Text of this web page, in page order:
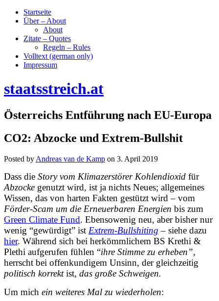
Startseite
Über – About
About
Zitate – Quotes
Regeln – Rules
Volltext (german only)
Impressum
staatsstreich.at
Österreichs Entführung nach EU-Europa
CO2: Abzocke und Extrem-Bullshit
Posted by Andreas van de Kamp on 3. April 2019
Dass die Story vom Klimazerstörer Kohlendioxid für
Abzocke genutzt wird, ist ja nichts Neues; allgemeines
Wissen, das von harten Fakten gestützt wird – vom
Förder-Scam um die Erneuerbaren Energien bis zum
Green Climate Fund. Ebensowenig neu, aber bisher nur
wenig “gewürdigt” ist Extrem-Bullshiting – siehe dazu
hier. Während sich bei herkömmlichem BS Krethi &
Plethi aufgerufen fühlen “ihre Stimme zu erheben”,
herrscht bei offenkundigem Unsinn, der gleichzeitig
politisch korrektist, das große Schweigen.
Um mich ein weiteres Mal zu wiederholen: